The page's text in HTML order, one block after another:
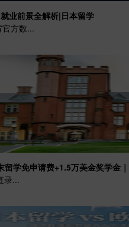
业前景全解析|日本留学
方数...
学免申请费+1.5万美金奖学金
录...